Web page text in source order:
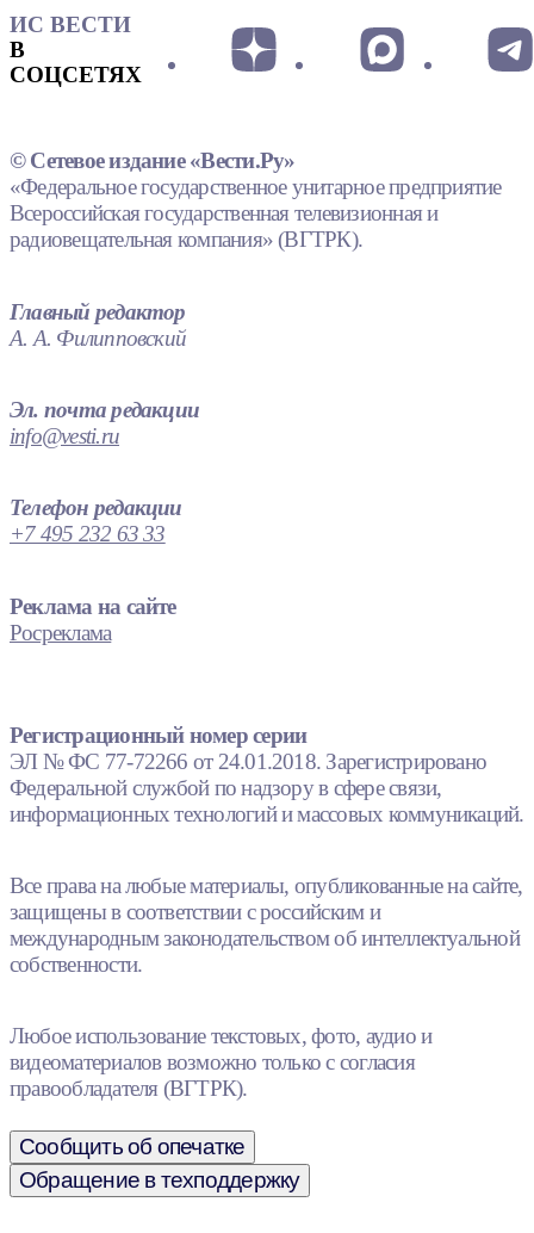
ИС ВЕСТИ
В
СОЦСЕТЯХ
© Сетевое издание «Вести.Ру»
«Федеральное государственное унитарное предприятие
Всероссийская государственная телевизионная и
радиовещательная компания» (ВГТРК).
Главный редактор
А. А. Филипповский
Эл. почта редакции
info@vesti.ru
Телефон редакции
+7 495 232 63 33
Реклама на сайте
Росреклама
Регистрационный номер серии
ЭЛ № ФС 77-72266 от 24.01.2018. Зарегистрировано
Федеральной службой по надзору в сфере связи,
информационных технологий и массовых коммуникаций.
Все права на любые материалы, опубликованные на сайте,
защищены в соответствии с российским и
международным законодательством об интеллектуальной
собственности.
Любое использование текстовых, фото, аудио и
видеоматериалов возможно только с согласия
правообладателя (ВГТРК).
Сообщить об опечатке
Обращение в техподдержку